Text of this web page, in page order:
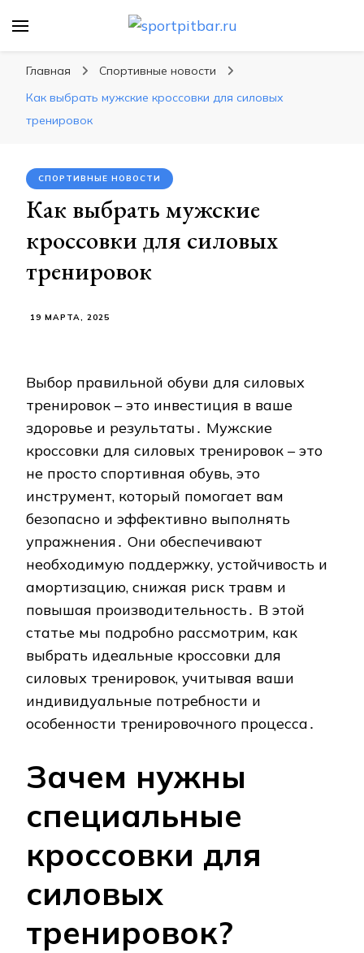
спортивных упражнения, правильные
диеты, программы тренировок
Главная
Спортивные новости
Как выбрать мужские кроссовки для силовых
тренировок
СПОРТИВНЫЕ НОВОСТИ
Как выбрать мужские
кроссовки для силовых
тренировок
19 МАРТА, 2025
Выбор правильной обуви для силовых
тренировок – это инвестиция в ваше
здоровье и результаты․ Мужские
кроссовки для силовых тренировок – это
не просто спортивная обувь, это
инструмент, который помогает вам
безопасно и эффективно выполнять
упражнения․ Они обеспечивают
необходимую поддержку, устойчивость и
амортизацию, снижая риск травм и
повышая производительность․ В этой
статье мы подробно рассмотрим, как
выбрать идеальные кроссовки для
силовых тренировок, учитывая ваши
индивидуальные потребности и
особенности тренировочного процесса․
Зачем нужны
специальные
кроссовки для
силовых
тренировок?